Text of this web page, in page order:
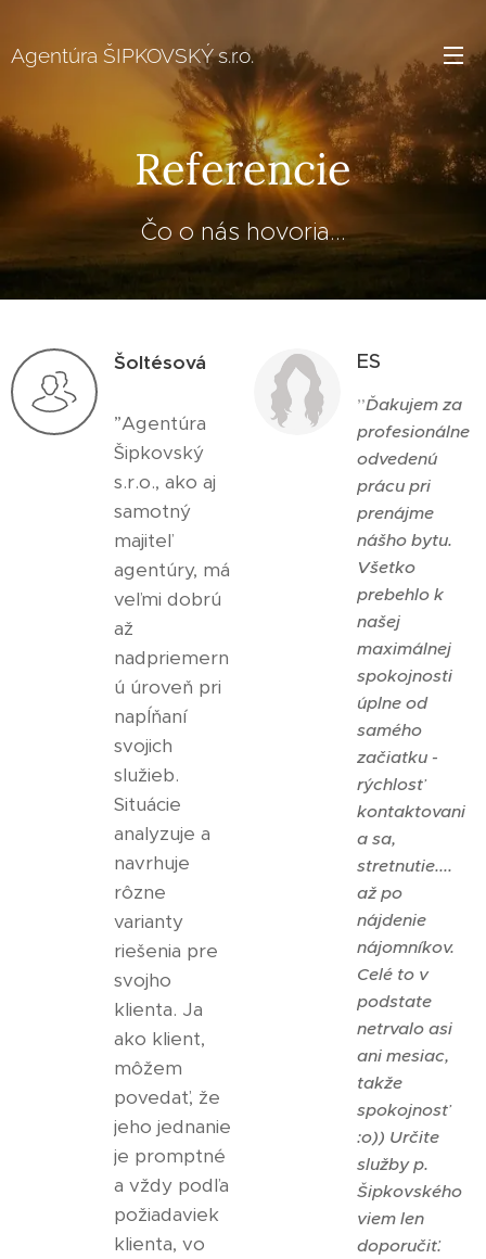
Agentúra ŠIPKOVSKÝ s.r.o.
Referencie
Čo o nás hovoria...
Šoltésová
”Agentúra
Šipkovský
s.r.o., ako aj
samotný
majiteľ
agentúry, má
veľmi dobrú
až
nadpriemern
ú úroveň pri
napĺňaní
svojich
služieb.
Situácie
analyzuje a
navrhuje
rôzne
varianty
riešenia pre
svojho
klienta. Ja
ako klient,
môžem
povedať, že
jeho jednanie
je promptné
a vždy podľa
požiadaviek
klienta, vo
ES
”Ďakujem za
profesionálne
odvedenú
prácu pri
prenájme
nášho bytu.
Všetko
prebehlo k
našej
maximálnej
spokojnosti
úplne od
samého
začiatku -
rýchlosť
kontaktovani
a sa,
stretnutie....
až po
nájdenie
nájomníkov.
Celé to v
podstate
netrvalo asi
ani mesiac,
takže
spokojnosť
:o)) Určite
služby p.
Šipkovského
viem len
doporučiť.